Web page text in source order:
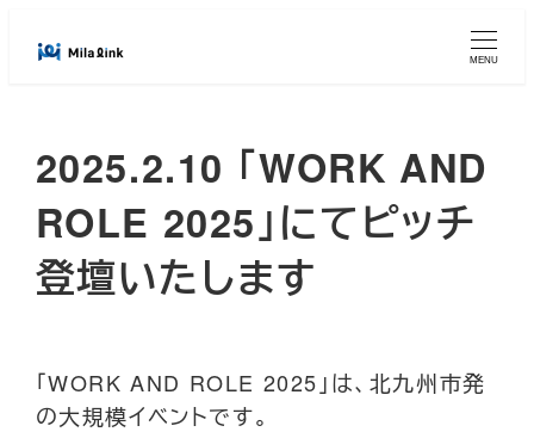
MENU
2025.2.10 「WORK AND
ROLE 2025」にてピッチ
登壇いたします
「WORK AND ROLE 2025」は、北九州市発
の大規模イベントです。